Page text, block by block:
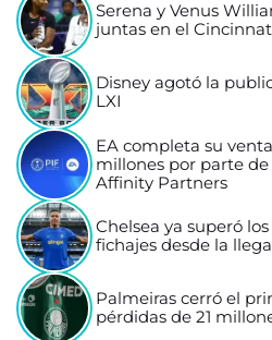
Serena y Venus
juntas en el
Disney agotó la
LXI
EA completa su
millones por parte de
Affinity Partners
Chelsea ya superó
fichajes desde la
Palmeiras cerró el
pérdidas de 21